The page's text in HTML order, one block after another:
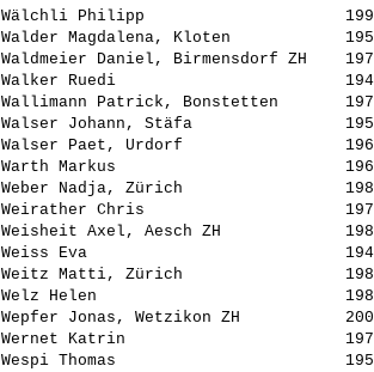
Wälchli Philipp
Walder Magdalena, Kloten
Waldmeier Daniel, Birmensdorf ZH
Walker Ruedi
Wallimann Patrick, Bonstetten
Walser Johann, Stäfa
Walser Paet, Urdorf
Warth Markus
Weber Nadja, Zürich
Weirather Chris
Weisheit Axel, Aesch ZH
Weiss Eva
Weitz Matti, Zürich
Welz Helen
Wepfer Jonas, Wetzikon ZH
Wernet Katrin
Wespi Thomas